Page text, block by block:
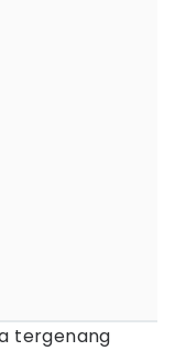
tergenang